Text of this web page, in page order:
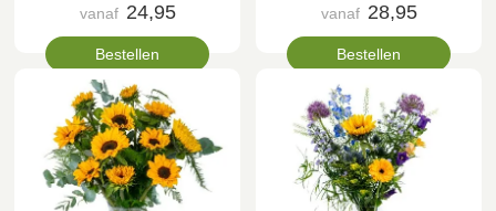
vanaf 24,95
Bestellen
vanaf 28,95
Bestellen